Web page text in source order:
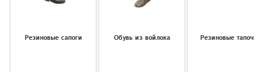
Резиновые сапоги Обувь из войлока Резиновые тапочки